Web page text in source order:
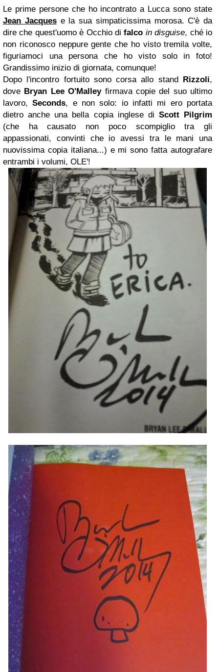
Le prime persone che ho incontrato a Lucca sono state
Jean Jacquese la sua simpaticissima morosa. C'è da
dire che quest'uomo è Occhio difalco in disguise, ché io
non riconosco neppure gente che ho visto tremila volte,
figuriamoci una persona che ho visto solo in foto!
Grandissimo inizio di giornata, comunque!
Dopo l'incontro fortuito sono corsa allo stand Rizzoli,
dove Bryan Lee O'Malley firmava copie del suo ultimo
lavoro,Seconds, e non solo: io infatti mi ero portata
dietro anche una bella copia inglese di Scott Pilgrim
(che ha causato non poco scompiglio tra gli
appassionati, convinti che io avessi tra le mani una
nuovissima copia italiana...) e mi sono fatta autografare
entrambi i volumi, OLE'!